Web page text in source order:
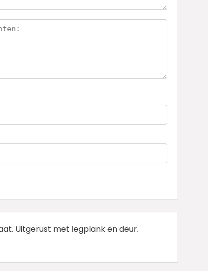
Uitgerust met legplank en deur.